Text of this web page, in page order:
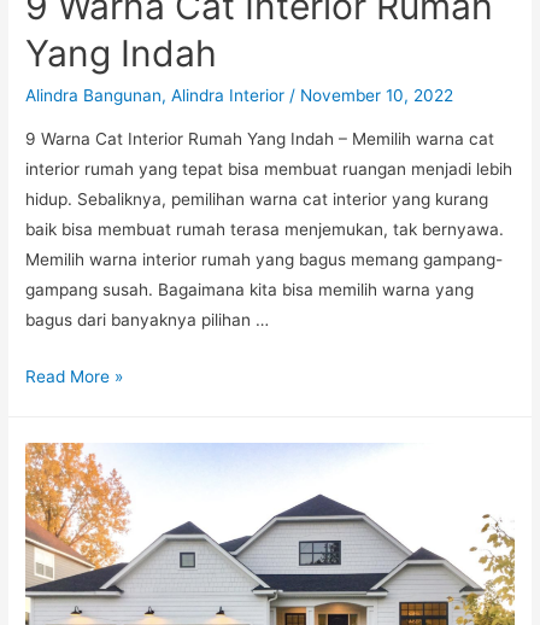
Yang Indah
Alindra Bangunan,Alindra Interior / November 10, 2022
9 Warna Cat Interior Rumah Yang Indah – Memilih warna cat
interior rumah yang tepat bisa membuat ruangan menjadi lebih
hidup. Sebaliknya, pemilihan warna cat interior yang kurang
baik bisa membuat rumah terasa menjemukan, tak bernyawa.
Memilih warna interior rumah yang bagus memang gampang-
gampang susah. Bagaimana kita bisa memilih warna yang
bagus dari banyaknya pilihan …
9
Interior
Rumah
Yang
Indah
Read More »